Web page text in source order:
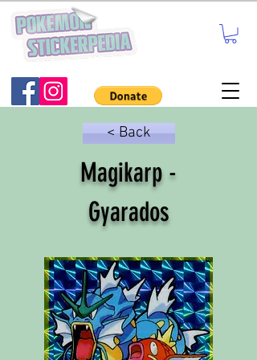
< Back
Magikarp -
Gyarados